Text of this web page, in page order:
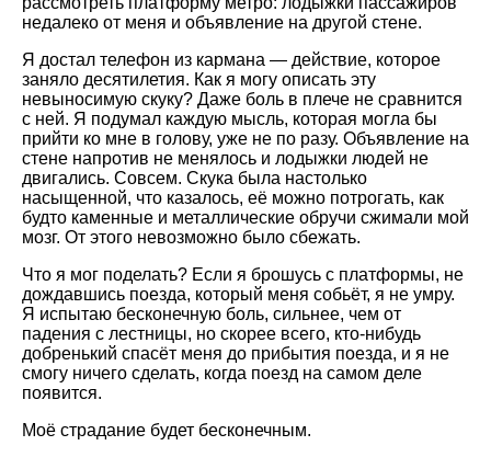
недалеко от меня и объявление на другой стене.
Я достал телефон из кармана — действие, которое
заняло десятилетия. Как я могу описать эту
невыносимую скуку? Даже боль в плече не сравнится
с ней. Я подумал каждую мысль, которая могла бы
прийти ко мне в голову, уже не по разу. Объявление на
стене напротив не менялось и лодыжки людей не
двигались. Совсем. Скука была настолько
насыщенной, что казалось, её можно потрогать, как
будто каменные и металлические обручи сжимали мой
мозг. От этого невозможно было сбежать.
Что я мог поделать? Если я брошусь с платформы, не
дождавшись поезда, который меня собьёт, я не умру.
Я испытаю бесконечную боль, сильнее, чем от
падения с лестницы, но скорее всего, кто-нибудь
добренький спасёт меня до прибытия поезда, и я не
смогу ничего сделать, когда поезд на самом деле
появится.
Моё страдание будет бесконечным.